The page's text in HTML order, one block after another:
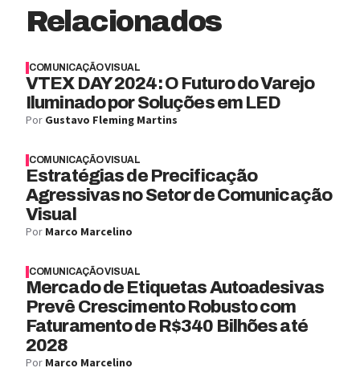
Relacionados
COMUNICAÇÃO VISUAL
VTEX DAY 2024: O Futuro do Varejo
Iluminado por Soluções em LED
Por Gustavo Fleming Martins
COMUNICAÇÃO VISUAL
Estratégias de Precificação
Agressivas no Setor de Comunicação
Visual
Por Marco Marcelino
COMUNICAÇÃO VISUAL
Mercado de Etiquetas Autoadesivas
Prevê Crescimento Robusto com
Faturamento de R$340 Bilhões até
2028
Por Marco Marcelino